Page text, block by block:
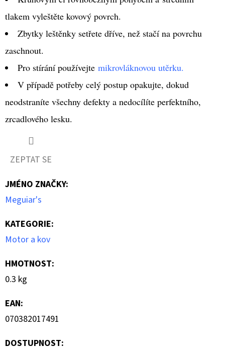
tlakem vyleštěte kovový povrch.
Zbytky leštěnky setřete dříve, než stačí na povrchu
zaschnout.
Pro stírání používejte mikrovláknovou utěrku.
V případě potřeby celý postup opakujte, dokud
neodstraníte všechny defekty a nedocílíte perfektního,
zrcadlového lesku.
ZEPTAT SE
JMÉNO ZNAČKY:
Meguiar's
KATEGORIE:
Motor a kov
HMOTNOST:
0.3 kg
EAN:
070382017491
DOSTUPNOST: